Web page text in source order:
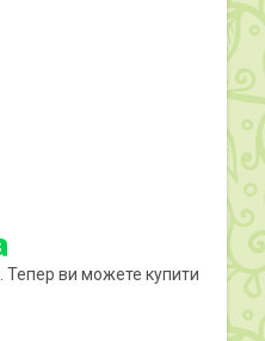
Тепер ви можете купити